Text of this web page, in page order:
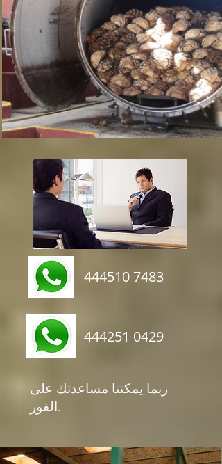
444510 7483
444251 0429
ربما يمكننا مساعدتك على
الفور.